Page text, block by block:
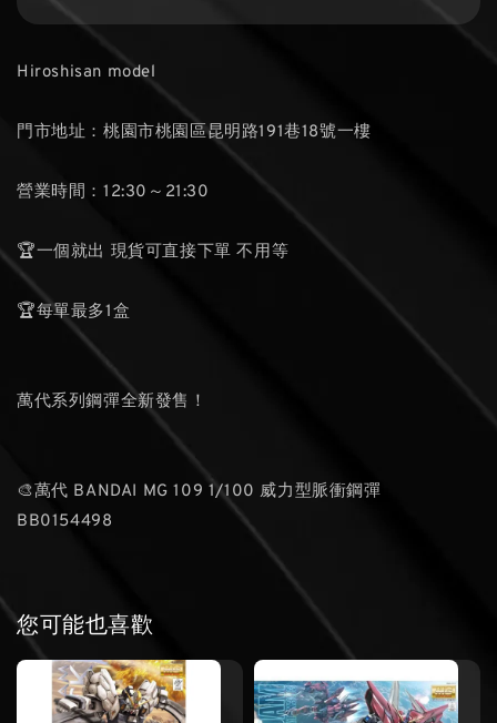
Hiroshisan model
門市地址：桃園市桃園區昆明路191巷18號一樓
營業時間：12:30～21:30
🏆一個就出 現貨可直接下單 不用等
🏆每單最多1盒
萬代系列鋼彈全新發售！
🎨萬代 BANDAI MG 109 1/100 威力型脈衝鋼彈
BB0154498
您可能也喜歡